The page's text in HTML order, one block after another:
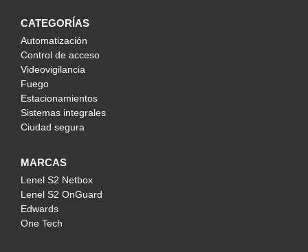
CATEGORÍAS
Automatización
Control de acceso
Videovigilancia
Fuego
Estacionamientos
Sistemas integrales
Ciudad segura
MARCAS
Lenel S2 Netbox
Lenel S2 OnGuard
Edwards
One Tech